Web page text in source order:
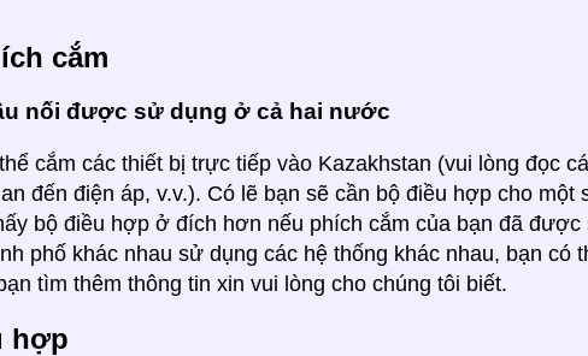
cắm
nối được sử dụng ở cả hai nước
cắm các thiết bị trực tiếp vào Kazakhstan (vui lòng đọc
đến điện áp, v.v.). Có lẽ bạn sẽ cần bộ điều hợp cho
bộ điều hợp ở đích hơn nếu phích cắm của bạn đã
phố khác nhau sử dụng các hệ thống khác nhau, bạn có
tìm thêm thông tin xin vui lòng cho chúng tôi biết.
hợp